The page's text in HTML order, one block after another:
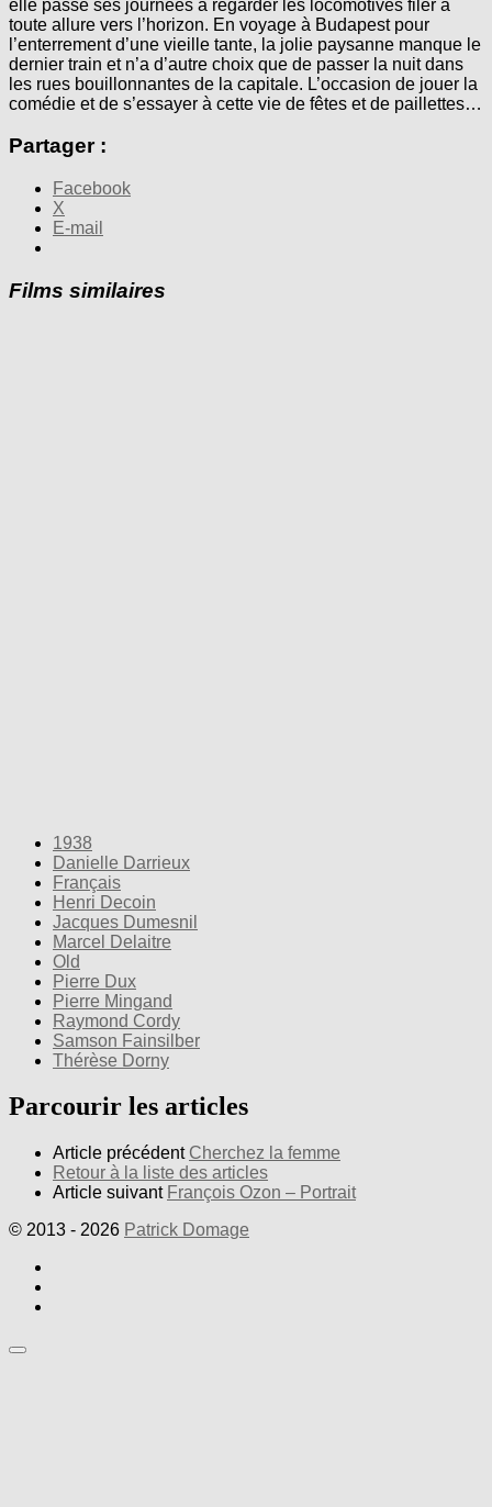
elle passe ses journées à regarder les locomotives filer à
toute allure vers l’horizon. En voyage à Budapest pour
l’enterrement d’une vieille tante, la jolie paysanne manque le
dernier train et n’a d’autre choix que de passer la nuit dans
les rues bouillonnantes de la capitale. L’occasion de jouer la
comédie et de s’essayer à cette vie de fêtes et de paillettes…
Partager :
Facebook
X
E-mail
Films similaires
1938
Danielle Darrieux
Français
Henri Decoin
Jacques Dumesnil
Marcel Delaitre
Old
Pierre Dux
Pierre Mingand
Raymond Cordy
Samson Fainsilber
Thérèse Dorny
Parcourir les articles
Article précédent Cherchez la femme
Retour à la liste des articles
Article suivant François Ozon – Portrait
© 2013 - 2026 Patrick Domage